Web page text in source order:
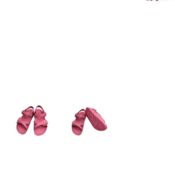
1 en la vista de galería
Cargar imagen 2 en la vista de galería